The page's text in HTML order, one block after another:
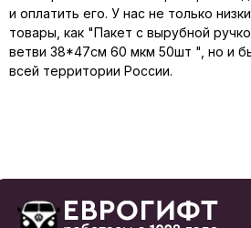
и оплатить его. У нас не только
товары, как "Пакет с вырубной
ветви 38*47см 60 мкм 50шт ", но и
всей территории России.